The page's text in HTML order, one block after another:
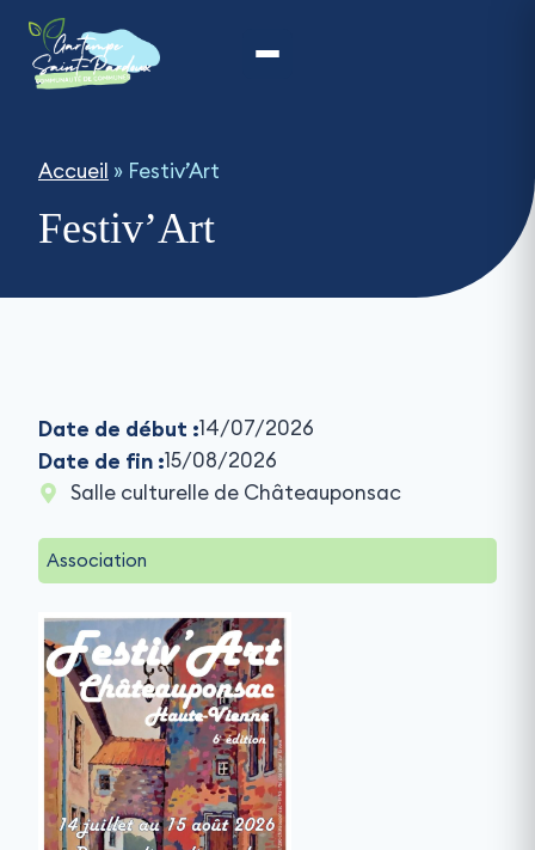
contenu
Accueil » Festiv’Art
Festiv’Art
Date de début :14/07/2026
Date de fin :15/08/2026
Salle culturelle de Châteauponsac
Association